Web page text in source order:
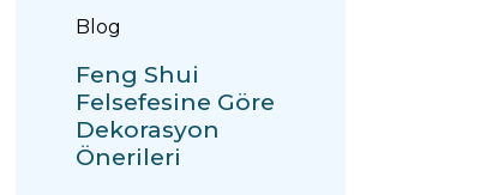
Blog
Feng Shui
Felsefesine Göre
Dekorasyon
Önerileri